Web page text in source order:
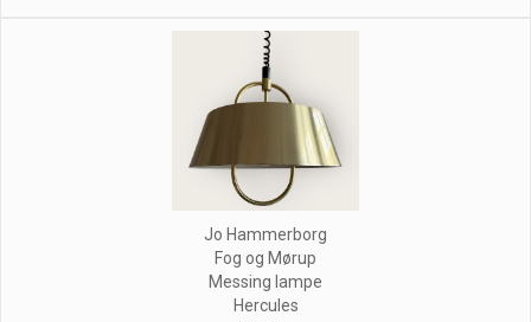
Jo Hammerborg
Fog og Mørup
Messing lampe
Hercules